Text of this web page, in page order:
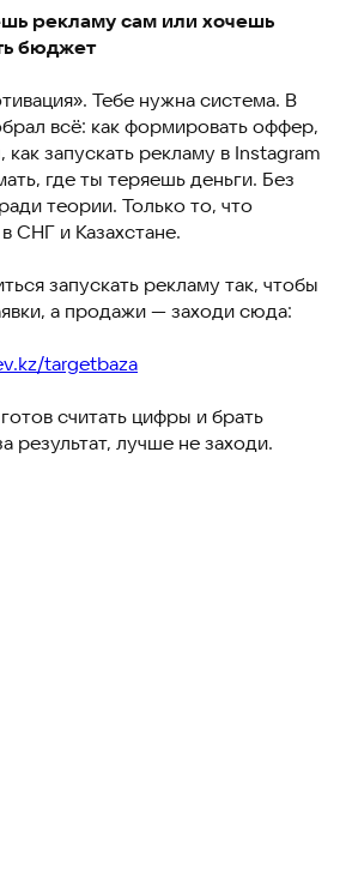
рекламу сам или хочешь
бюджет
Тебе нужна система. В
всё: как формировать оффер,
как запускать рекламу в Instagram
где ты теряешь деньги. Без
теории. Только то, что
СНГ и Казахстане.
запускать рекламу так, чтобы
а продажи — заходи сюда:
targetbaza
считать цифры и брать
результат, лучше не заходи.